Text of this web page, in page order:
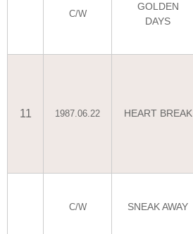
C/W
GOLDEN
DAYS
11 1987.06.22 HEART BREAK
C/W SNEAK AWAY